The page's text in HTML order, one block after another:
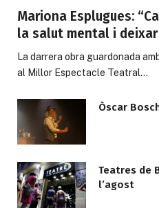
Mariona Esplugues:
la salut mental i
La darrera obra guardonada
al Millor Espectacle Teatral…
Òscar
Teatres de
l’agost